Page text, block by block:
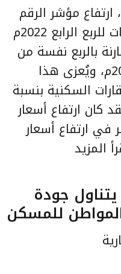
ارتفاع مؤشر الرقم
القياسي العام لأسعار العقارات للربع الرابع 2022م
بنسبة 1.6% مقارنة بالربع نفسة من
العام الماضي الربع الرابع 2021م، ويُعزى هذا
السكنية بنسبة
كان ارتفاع أسعار
في ارتفاع أسعار
المزيد
جودة
المواطن للمسكن